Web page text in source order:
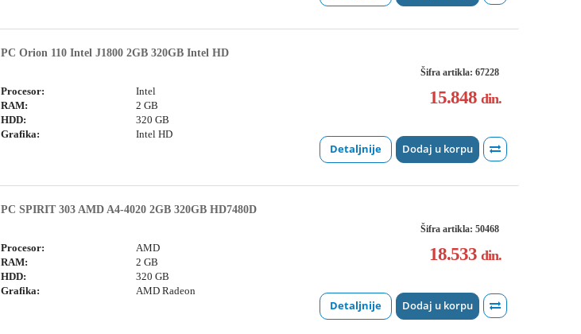
PC Orion 110 Intel J1800 2GB 320GB Intel HD
Šifra artikla: 67228
Procesor:
Intel
RAM:
2 GB
HDD:
320 GB
Grafika:
Intel HD
15.848din.
Detaljnije Dodaj u korpu
PC SPIRIT 303 AMD A4-4020 2GB 320GB HD7480D
Šifra artikla: 50468
Procesor:
AMD
RAM:
2 GB
HDD:
320 GB
Grafika:
AMD Radeon
18.533din.
Detaljnije Dodaj u korpu